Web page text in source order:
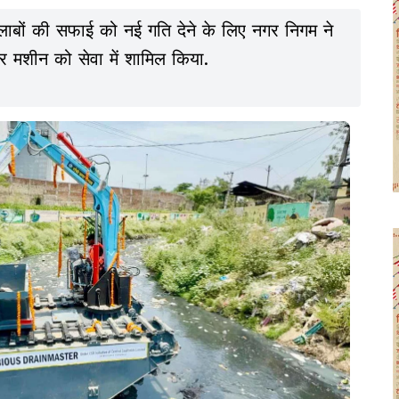
की सफाई को नई गति देने के लिए नगर निगम ने
को सेवा में शामिल किया.